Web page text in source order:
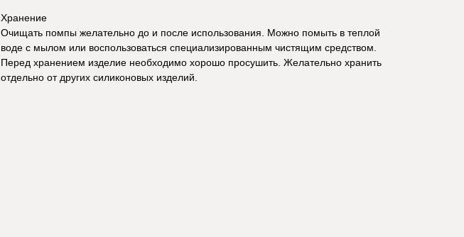
Хранение
Очищать помпы желательно до и после использования. Можно помыть в теплой
воде с мылом или воспользоваться специализированным чистящим средством.
Перед хранением изделие необходимо хорошо просушить. Желательно хранить
отдельно от других силиконовых изделий.